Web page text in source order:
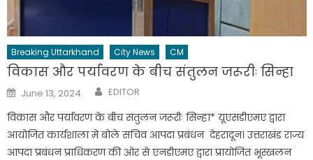
Breaking Uttarkhand City News CM
विकास और पर्यावरण के बीच संतुलन जरूरीः सिन्हा
Posted
on
June 13, 2024 Author
EDITOR
विकास और पर्यावरण के बीच संतुलन जरूरीः सिन्हा* यूएसडीएमए द्वारा
आयोजित कार्यशाला में बोले सचिव आपदा प्रबंधन देहरादून। उत्तराखंड राज्य
आपदा प्रबंधन प्राधिकरण की ओर से एनडीएमए द्वारा प्रायोजित भूस्खलन